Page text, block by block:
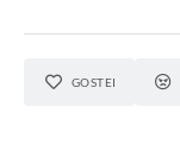
GOSTEI